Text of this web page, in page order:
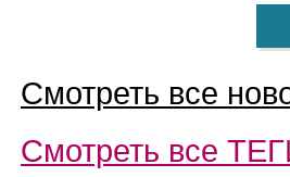
Смотреть все
Смотреть все